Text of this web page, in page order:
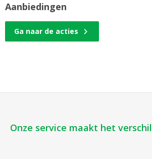
Aanbiedingen
Ga naar de acties
Onze service maakt het verschil